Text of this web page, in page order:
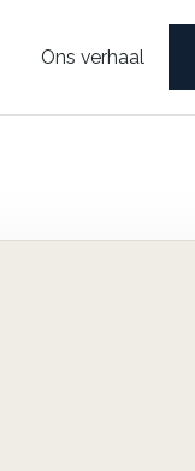
Ons verhaal